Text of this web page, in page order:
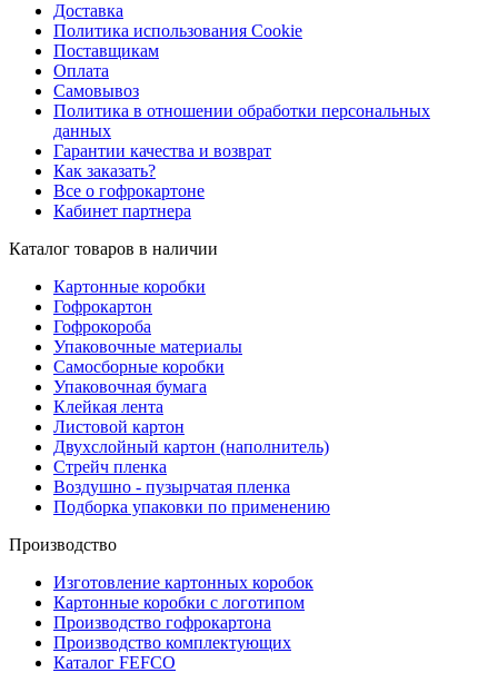
Доставка
Политика использования Cookie
Поставщикам
Оплата
Самовывоз
Политика в отношении обработки персональных
данных
Гарантии качества и возврат
Как заказать?
Все о гофрокартоне
Кабинет партнера
Каталог товаров в наличии
Картонные коробки
Гофрокартон
Гофрокороба
Упаковочные материалы
Самосборные коробки
Упаковочная бумага
Клейкая лента
Листовой картон
Двухслойный картон (наполнитель)
Стрейч пленка
Воздушно - пузырчатая пленка
Подборка упаковки по применению
Производство
Изготовление картонных коробок
Картонные коробки с логотипом
Производство гофрокартона
Производство комплектующих
Каталог FEFCO